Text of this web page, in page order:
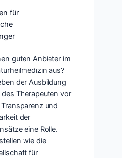
für
guten Anbieter im
aus?
der Ausbildung
Therapeuten vor
und
der
eine Rolle.
wie die
für